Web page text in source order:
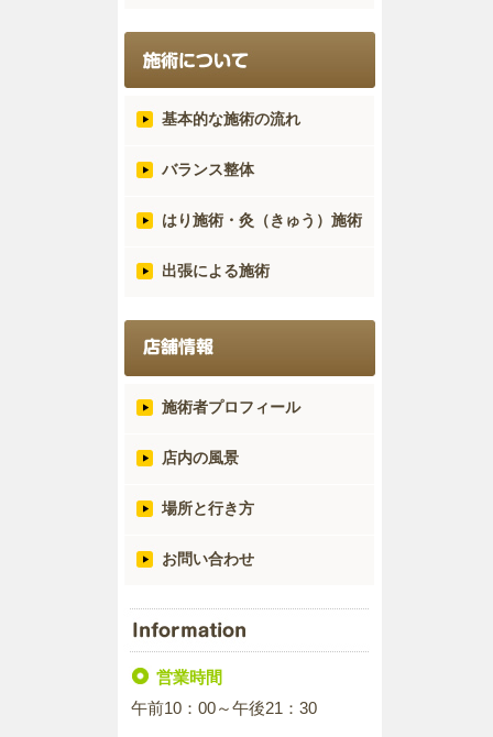
基本的な施術の流れ
バランス整体
はり施術・灸（きゅう）施術
出張による施術
施術者プロフィール
店内の風景
場所と行き方
お問い合わせ
営業時間
午前10：00～午後21：30